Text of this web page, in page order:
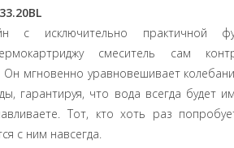
с исключительно практичной
смеситель сам
мгновенно уравновешивает
гарантируя, что вода всегда будет
Тот, кто хоть раз
с ним навсегда.